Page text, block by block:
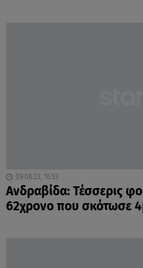
09.06.23, 16:53
Ανδραβίδα: Τέσσερις
62χρονο που σκότωσε